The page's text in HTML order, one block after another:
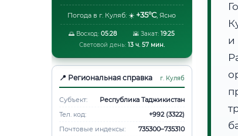
Погода в г. Куляб: ☀️ +35°C, Ясно
🌅 Восход: 05:28 🌇 Закат:19:25
Световой день: 13 ч. 57 мин.
📍 Региональная справка г. Куляб
Субъект:
Республика Таджикистан
Тел. код:
+992 (3322)
Почтовые индексы:
735300–735310